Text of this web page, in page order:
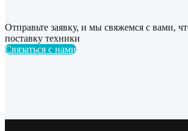
Отправьте заявку, и мы свяжемся с вами,
поставку техники
Связаться с нами